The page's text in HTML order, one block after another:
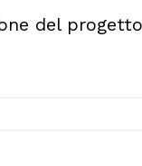
del